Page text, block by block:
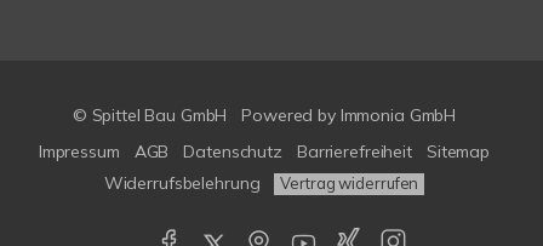
© Spittel Bau GmbH Powered by Immonia GmbH
Impressum
AGB Datenschutz Barrierefreiheit
Sitemap
Widerrufsbelehrung
Vertrag widerrufen